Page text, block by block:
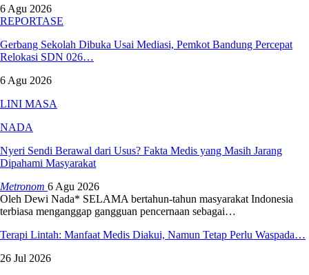
6 Agu 2026
REPORTASE
Gerbang Sekolah Dibuka Usai Mediasi, Pemkot Bandung Percepat
Relokasi SDN 026…
6 Agu 2026
LINI MASA
NADA
Nyeri Sendi Berawal dari Usus? Fakta Medis yang Masih Jarang
Dipahami Masyarakat
Metronom 6 Agu 2026
Oleh Dewi Nada* SELAMA bertahun-tahun masyarakat Indonesia
terbiasa menganggap gangguan pencernaan sebagai…
Terapi Lintah: Manfaat Medis Diakui, Namun Tetap Perlu Waspada…
26 Jul 2026